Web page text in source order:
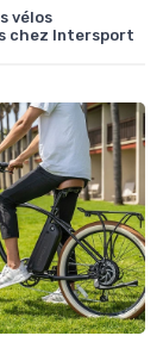
vélos
chez Intersport